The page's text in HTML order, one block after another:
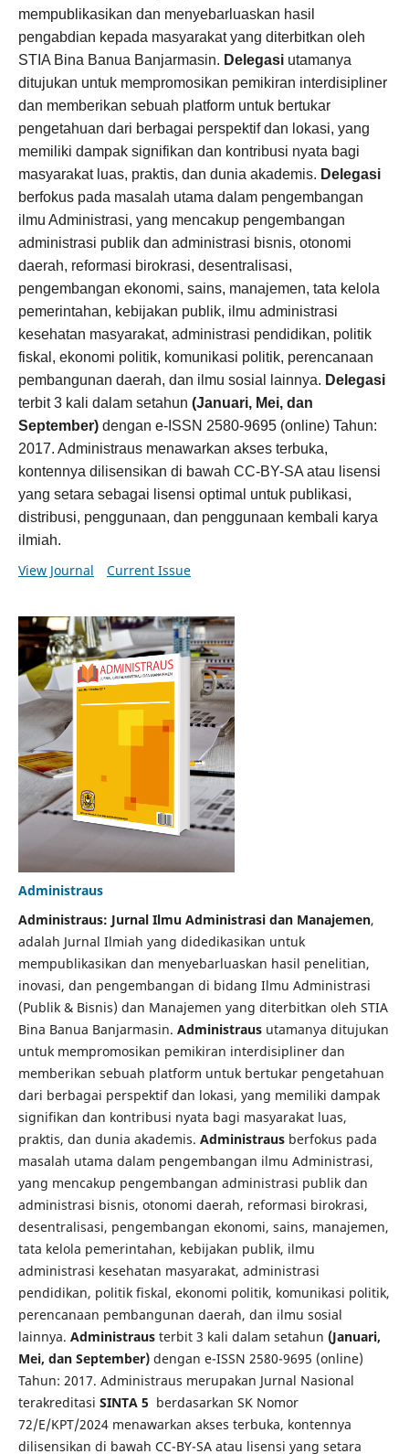
mempublikasikan dan menyebarluaskan hasil
pengabdian kepada masyarakat yang diterbitkan oleh
STIA Bina Banua Banjarmasin. Delegasiutamanya
ditujukan untuk mempromosikan pemikiran interdisipliner
dan memberikan sebuah platform untuk bertukar
pengetahuan dari berbagai perspektif dan lokasi, yang
memiliki dampak signifikan dan kontribusi nyata bagi
masyarakat luas, praktis, dan dunia akademis. Delegasi
berfokus pada masalah utama dalam pengembangan
ilmu Administrasi, yang mencakup pengembangan
administrasi publik dan administrasi bisnis, otonomi
daerah, reformasi birokrasi, desentralisasi,
pengembangan ekonomi, sains, manajemen, tata kelola
pemerintahan, kebijakan publik, ilmu administrasi
kesehatan masyarakat, administrasi pendidikan, politik
fiskal, ekonomi politik, komunikasi politik, perencanaan
pembangunan daerah, dan ilmu sosial lainnya. Delegasi
terbit 3 kali dalam setahun (Januari, Mei, dan
September)dengan e-ISSN 2580-9695 (online) Tahun:
2017. Administraus menawarkan akses terbuka,
kontennya dilisensikan di bawah CC-BY-SA atau lisensi
yang setara sebagai lisensi optimal untuk publikasi,
distribusi, penggunaan, dan penggunaan kembali karya
ilmiah.
View Journal Current Issue
Administraus
Administraus: Jurnal Ilmu Administrasi dan Manajemen,
adalah Jurnal Ilmiah yang didedikasikan untuk
mempublikasikan dan menyebarluaskan hasil penelitian,
inovasi, dan pengembangan di bidang Ilmu Administrasi
(Publik & Bisnis) dan Manajemen yang diterbitkan oleh STIA
Bina Banua Banjarmasin. Administrausutamanya ditujukan
untuk mempromosikan pemikiran interdisipliner dan
memberikan sebuah platform untuk bertukar pengetahuan
dari berbagai perspektif dan lokasi, yang memiliki dampak
signifikan dan kontribusi nyata bagi masyarakat luas,
praktis, dan dunia akademis. Administrausberfokus pada
masalah utama dalam pengembangan ilmu Administrasi,
yang mencakup pengembangan administrasi publik dan
administrasi bisnis, otonomi daerah, reformasi birokrasi,
desentralisasi, pengembangan ekonomi, sains, manajemen,
tata kelola pemerintahan, kebijakan publik, ilmu
administrasi kesehatan masyarakat, administrasi
pendidikan, politik fiskal, ekonomi politik, komunikasi politik,
perencanaan pembangunan daerah, dan ilmu sosial
lainnya. Administrausterbit 3 kali dalam setahun (Januari,
Mei, dan September)dengan e-ISSN 2580-9695 (online)
Tahun: 2017. Administraus merupakan Jurnal Nasional
terakreditasi SINTA 5 berdasarkan SK Nomor
72/E/KPT/2024 menawarkan akses terbuka, kontennya
dilisensikan di bawah CC-BY-SA atau lisensi yang setara